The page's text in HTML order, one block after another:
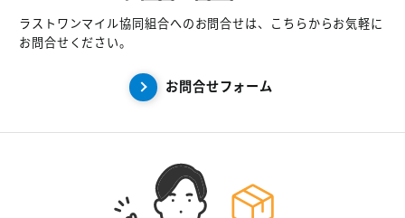
ラストワンマイル協同組合へのお問合せは、こちらからお気軽に
お問合せください。
お問合せフォーム